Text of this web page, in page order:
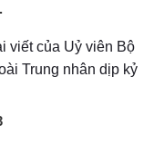
viết của Uỷ viên Bộ
Trung nhân dịp kỷ